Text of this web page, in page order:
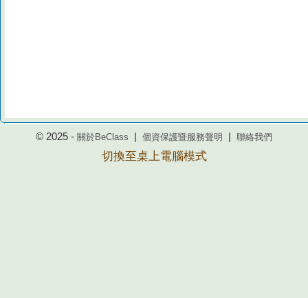
© 2025 - 關於BeClass 個資保護暨服務聲明 聯絡我們
切換至桌上電腦模式